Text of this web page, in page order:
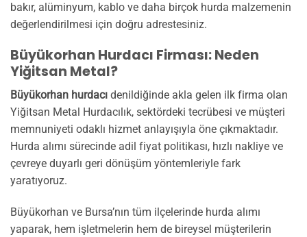
bakır, alüminyum, kablo ve daha birçok hurda malzemenin
değerlendirilmesi için doğru adrestesiniz.
Büyükorhan Hurdacı Firması: Neden
Yiğitsan Metal?
Büyükorhan hurdacı denildiğinde akla gelen ilk firma olan
Yiğitsan Metal Hurdacılık, sektördeki tecrübesi ve müşteri
memnuniyeti odaklı hizmet anlayışıyla öne çıkmaktadır.
Hurda alımı sürecinde adil fiyat politikası, hızlı nakliye ve
çevreye duyarlı geri dönüşüm yöntemleriyle fark
yaratıyoruz.
Büyükorhan ve Bursa’nın tüm ilçelerinde hurda alımı
yaparak, hem işletmelerin hem de bireysel müşterilerin